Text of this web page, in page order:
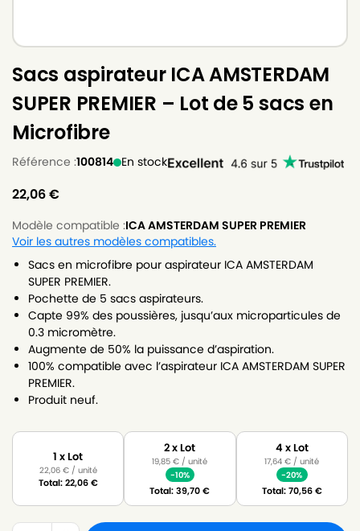
Sacs aspirateur ICA AMSTERDAM
SUPER PREMIER – Lot de 5 sacs en
Microfibre
Référence :100814 En stock
22,06€
Modèle compatible :ICA AMSTERDAM SUPER PREMIER
Voir les autres modèles compatibles.
Sacs en microfibre pour aspirateur ICA AMSTERDAM
SUPER PREMIER.
Pochette de 5 sacs aspirateurs.
Capte 99% des poussières, jusqu’aux microparticules de
0.3 micromètre.
Augmente de 50% la puissance d’aspiration.
100% compatible avec l’aspirateur ICA AMSTERDAM SUPER
PREMIER.
Produit neuf.
1 x Lot
22,06 €/ unité
Total:22,06€
2 x Lot
19,85€ / unité
-10%
Total:39,70€
4 x Lot
17,64€ / unité
-20%
Total:70,56€